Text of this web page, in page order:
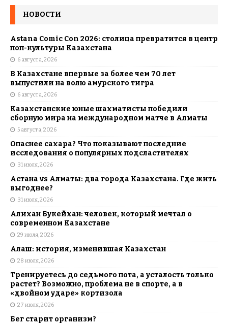
НОВОСТИ
Astana Comic Con 2026: столица превратится в центр
поп-культуры Казахстана
6 августа, 2026
В Казахстане впервые за более чем 70 лет
выпустили на волю амурского тигра
6 августа, 2026
Казахстанские юные шахматисты победили
сборную мира на международном матче в Алматы
5 августа, 2026
Опаснее сахара? Что показывают последние
исследования о популярных подсластителях
31 июля, 2026
Астана vs Алматы: два города Казахстана. Где жить
выгоднее?
31 июля, 2026
Алихан Букейхан: человек, который мечтал о
современном Казахстане
29 июля, 2026
Алаш: история, изменившая Казахстан
28 июля, 2026
Тренируетесь до седьмого пота, а усталость только
растет? Возможно, проблема не в спорте, а в
«двойном ударе» кортизола
27 июля, 2026
Бег старит организм?